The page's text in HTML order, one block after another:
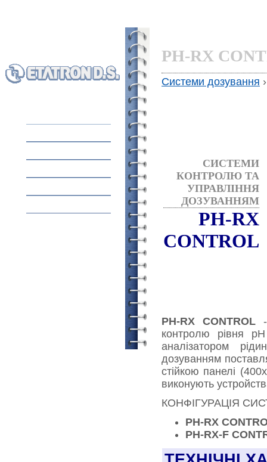
PH-RX
Системи дозування
СИСТЕМИ
КОНТРОЛЮ ТА
УПРАВЛІННЯ
ДОЗУВАННЯМ
PH-RX
CONTROL
PH-RX CONTROL-
контролю рівня
аналізатором
дозуванням
стійкою панелі
виконують
КОНФІГУРАЦІЯ
PH-RX
PH-RX-F